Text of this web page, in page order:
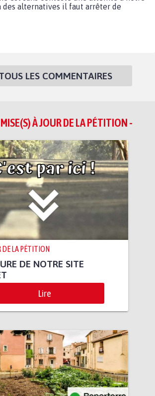
des alternatives il faut arrêter de
LES COMMENTAIRES
À JOUR DE LA PÉTITION -
DE LA PÉTITION
DE NOTRE SITE
Lire